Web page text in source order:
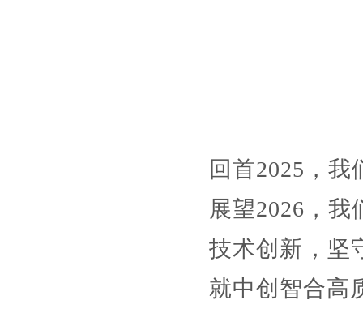
回首2025，
展望2026，
技术创新，坚
就中创智合高